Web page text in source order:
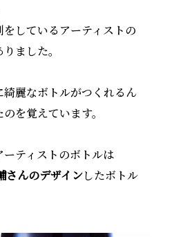
しているアーティストの
ました。
綺麗なボトルがつくれるん
を覚えています。
ティストのボトルは
んのデザインしたボトル